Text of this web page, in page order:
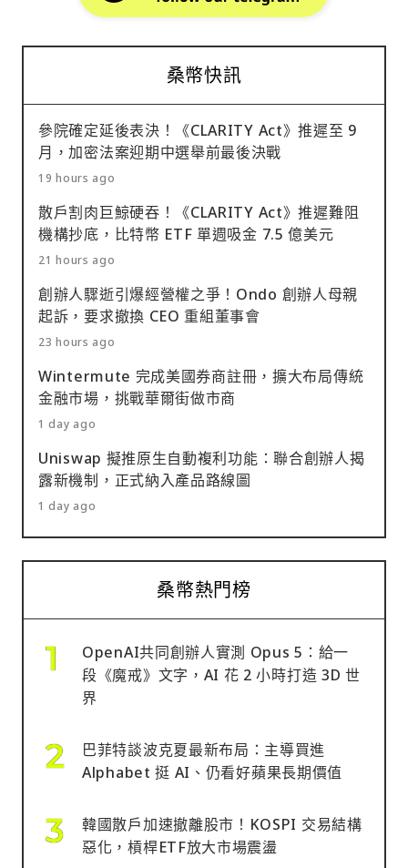
桑幣快訊
參院確定延後表決！《CLARITY Act》推遲至 9
月，加密法案迎期中選舉前最後決戰
19 hours ago
散戶割肉巨鯨硬吞！《CLARITY Act》推遲難阻
機構抄底，比特幣 ETF 單週吸金 7.5 億美元
21 hours ago
創辦人驟逝引爆經營權之爭！Ondo 創辦人母親
起訴，要求撤換 CEO 重組董事會
23 hours ago
Wintermute 完成美國券商註冊，擴大布局傳統
金融市場，挑戰華爾街做市商
1 day ago
Uniswap 擬推原生自動複利功能：聯合創辦人揭
露新機制，正式納入產品路線圖
1 day ago
桑幣熱門榜
OpenAI共同創辦人實測 Opus 5：給一
段《魔戒》文字，AI 花 2 小時打造 3D 世
界
巴菲特談波克夏最新布局：主導買進
Alphabet 挺 AI、仍看好蘋果長期價值
韓國散戶加速撤離股市！KOSPI 交易結構
惡化，槓桿ETF放大市場震盪